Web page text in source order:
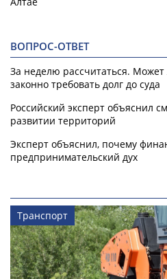
ВОПРОС-ОТВЕТ
За неделю рассчитаться.
законно требовать долг до суда
Российский эксперт объяснил
развитии территорий
Эксперт объяснил, почему
предпринимательский дух
Транспорт